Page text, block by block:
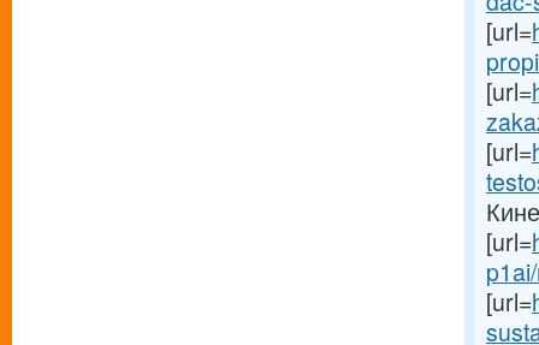
[url=
[url=
[url=
[url=
[url=